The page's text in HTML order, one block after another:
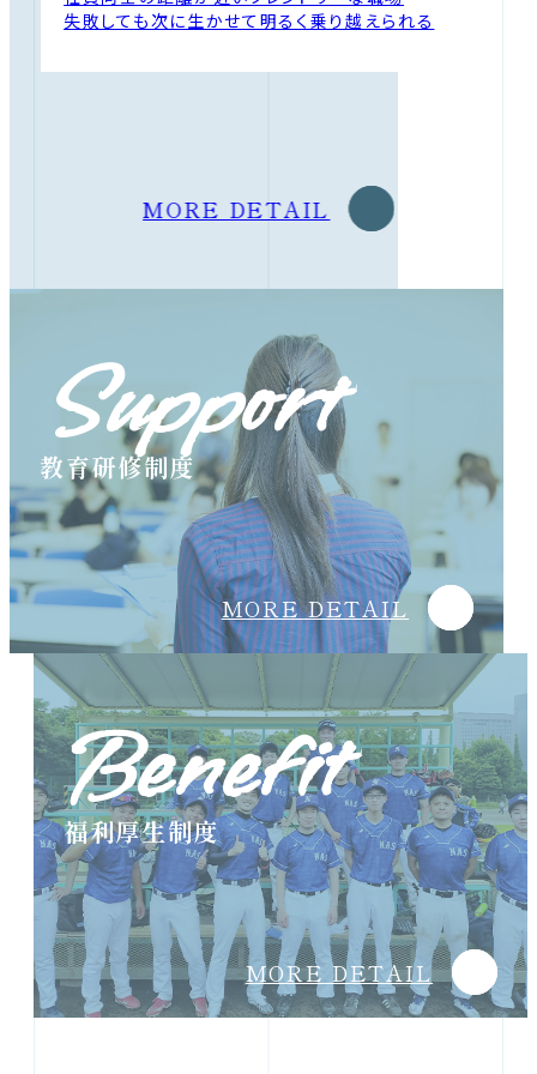
失敗しても次に生かせて明るく乗り越えられる
MORE DETAIL
Support
教育研修制度
MORE DETAIL
Benefit
福利厚生制度
MORE DETAIL